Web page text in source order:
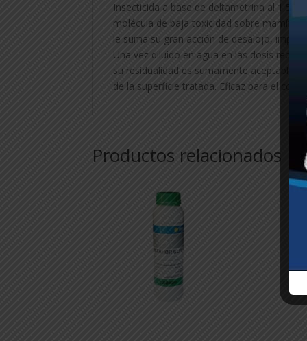
Insecticida a base de deltametrina al
molécula de baja toxicidad sobre
le suma su gran acción de desalojo,
Una vez diluido en agua en las dosis
su residualidad es sumamente aceptable,
de la superficie tratada. Eficaz para el
Productos relacionados